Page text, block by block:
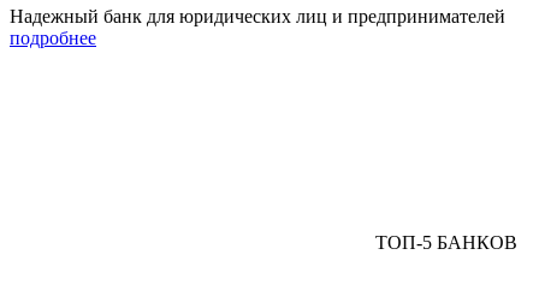
Надежный банк для юридических лиц и предпринимателей
подробнее
ТОП-5 БАНКОВ